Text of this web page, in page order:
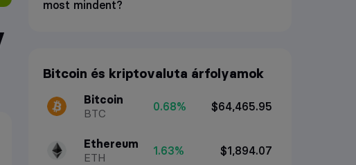
most mindent?
Bitcoin és kriptovaluta árfolyamok
Bitcoin
BTC
0.68% $64,465.95
Ethereum
ETH
1.63% $1,894.07